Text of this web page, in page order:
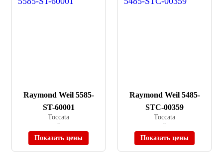
Raymond Weil 5585-
ST-60001
Toccata
Показать цены
Raymond Weil 5485-
STC-00359
Toccata
Показать цены